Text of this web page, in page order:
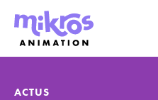
ACTUS